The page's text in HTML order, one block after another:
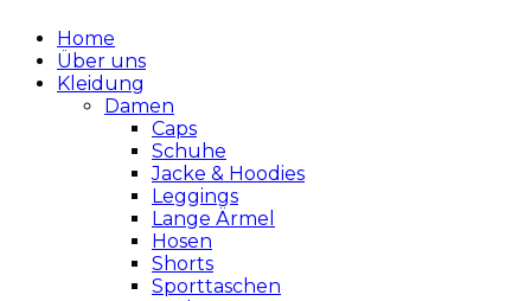
Home
Über uns
Kleidung
Damen
Caps
Schuhe
Jacke & Hoodies
Leggings
Lange Ärmel
Hosen
Shorts
Sporttaschen